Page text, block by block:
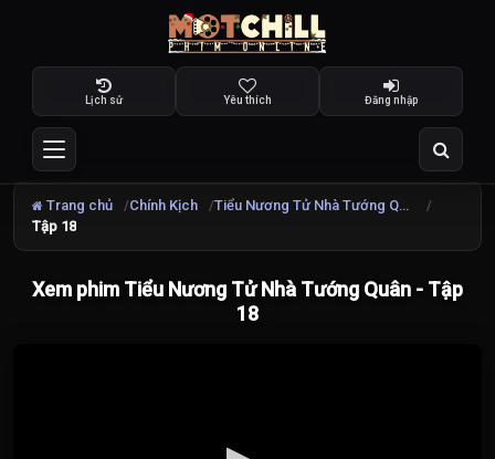
Lịch sử Yêu thích Đăng nhập
Trang chủ Chính Kịch
Tiểu Nương Tử Nhà Tướng Quân
Tập 18
Xem phim Tiểu Nương Tử Nhà Tướng Quân - Tập
18